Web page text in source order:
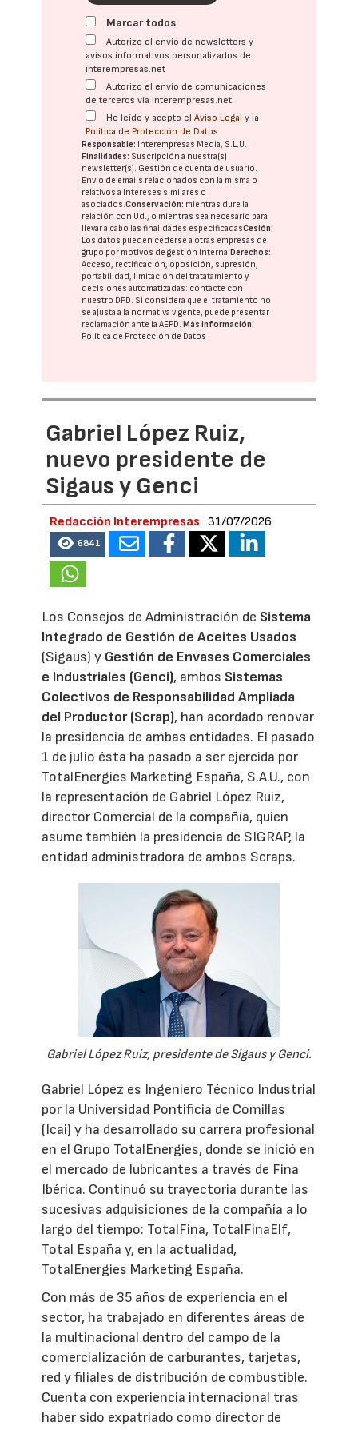
Marcar todos
Autorizo el envío de newsletters y
avisos informativos personalizados de
interempresas.net
Autorizo el envío de comunicaciones
de terceros vía interempresas.net
He leído y acepto elAviso Legal y la
Política de Protección de Datos
Responsable: Interempresas Media, S.L.U.
Finalidades: Suscripción a nuestra(s)
newsletter(s). Gestión de cuenta de usuario.
Envío de emails relacionados con la misma o
relativos a intereses similares o
asociados.Conservación: mientras dure la
relación con Ud., o mientras sea necesario para
llevar a cabo las finalidades especificadasCesión:
Los datos pueden cederse a otras empresas del
grupo por motivos de gestión interna.Derechos:
Acceso, rectificación, oposición, supresión,
portabilidad, limitación del tratatamiento y
decisiones automatizadas: contacte con
nuestro DPD. Si considera que el tratamiento no
se ajusta a la normativa vigente, puede presentar
reclamación ante laAEPD.Más información:
Política de Protección de Datos
Gabriel López Ruiz,
nuevo presidente de
Sigaus y Genci
Redacción Interempresas 31/07/2026
6841
Los Consejos de Administración de Sistema
Integrado de Gestión de Aceites Usados
(Sigaus) y Gestión de Envases Comerciales
e Industriales (Genci), ambos Sistemas
Colectivos de Responsabilidad Ampliada
del Productor (Scrap), han acordado renovar
la presidencia de ambas entidades. El pasado
1 de julio ésta ha pasado a ser ejercida por
TotalEnergies Marketing España, S.A.U., con
la representación de Gabriel López Ruiz,
director Comercial de la compañía, quien
asume también la presidencia de SIGRAP, la
entidad administradora de ambos Scraps.
Gabriel López Ruiz, presidente de Sigaus y Genci.
Gabriel López es Ingeniero Técnico Industrial
por la Universidad Pontificia de Comillas
(Icai) y ha desarrollado su carrera profesional
en el Grupo TotalEnergies, donde se inició en
el mercado de lubricantes a través de Fina
Ibérica. Continuó su trayectoria durante las
sucesivas adquisiciones de la compañía a lo
largo del tiempo: TotalFina, TotalFinaElf,
Total España y, en la actualidad,
TotalEnergies Marketing España.
Con más de 35 años de experiencia en el
sector, ha trabajado en diferentes áreas de
la multinacional dentro del campo de la
comercialización de carburantes, tarjetas,
red y filiales de distribución de combustible.
Cuenta con experiencia internacional tras
haber sido expatriado como director de